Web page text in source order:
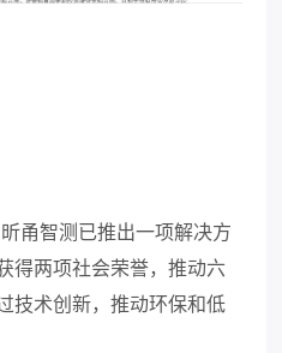
昕甬智测已推出一项解决方
得两项社会荣誉，推动六
技术创新，推动环保和低